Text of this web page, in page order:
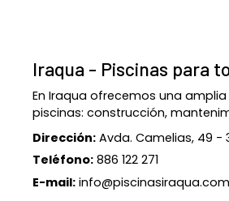
Iraqua - Piscinas para
En Iraqua ofrecemos una
piscinas: construcción,
Dirección: Avda. Camelias, 49 -
Teléfono: 886 122 271
E-mail: info@piscinasiraqua.com